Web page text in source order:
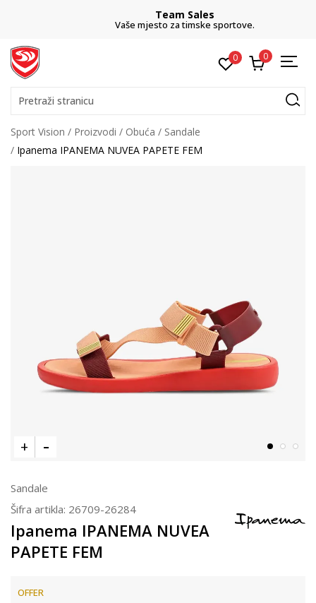
Team Sales
Vaše mjesto za timske sportove.
0 0
Pretraži stranicu
Sport Vision Proizvodi Obuća
Sandale
Ipanema IPANEMA NUVEA PAPETE FEM
Sandale
Šifra artikla: 26709-26284
Ipanema IPANEMA NUVEA
PAPETE FEM
OFFER